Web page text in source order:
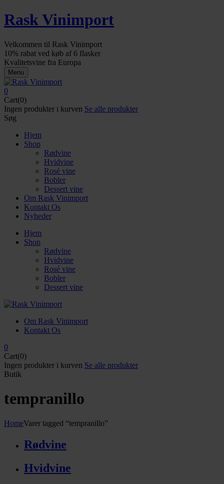
Rask Vinimport
Velkommen til Rask Vinimport
10% rabat ved køb af 6 flasker
Kvalitetsvine fra Europa
Menu
0
Cart(0)
Ingen produkter i kurven Se alle produkter
Søg
Hjem
Shop
Rødvine
Hvidvine
Rosé vine
Bobler
Dessert vine
Om Rask Vinimport
Kontakt Os
Nyheder
Hjem
Shop
Rødvine
Hvidvine
Rosé vine
Bobler
Dessert vine
Om Rask Vinimport
Kontakt Os
0
Cart(0)
Ingen produkter i kurven Se alle produkter
Butik
tempranillo
HomeVarer tagged “tempranillo”
Rødvine
Hvidvine